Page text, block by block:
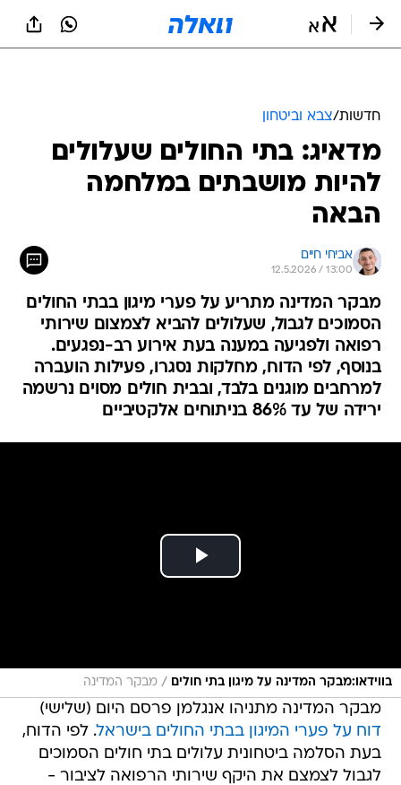
חדשות/צבא וביטחון
מדאיג: בתי החולים שעלולים
להיות מושבתים במלחמה
הבאה
אביחי חיים
12.5.2026 / 13:00
מבקר המדינה מתריע על פערי מיגון בבתי החולים
הסמוכים לגבול, שעלולים להביא לצמצום שירותי
רפואה ולפגיעה במענה בעת אירוע רב-נפגעים.
בנוסף, לפי הדוח, מחלקות נסגרו, פעילות הועברה
למרחבים מוגנים בלבד, ובבית חולים מסוים נרשמה
ירידה של עד 86% בניתוחים אלקטיביים
בווידאו:מבקר המדינה על מיגון בתי חולים / מבקר המדינה
מבקר המדינה מתניהו אנגלמן פרסם היום (שלישי)
דוח על פערי המיגון בבתי החולים בישראל. לפי הדוח,
בעת הסלמה ביטחונית עלולים בתי חולים הסמוכים
לגבול לצמצם את היקף שירותי הרפואה לציבור -